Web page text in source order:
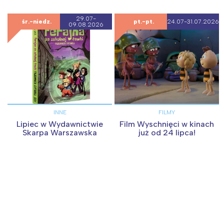
śr.-niedz.
29.07-
09.08.2026
INNE
Lipiec w Wydawnictwie
Skarpa Warszawska
pt.-pt. 24.07-31.07.2026
FILMY
Film Wyschnięci w kinach
już od 24 lipca!